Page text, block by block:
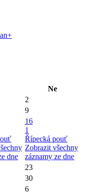
Ne
2
9
dne
16
1
Řípecká pouť
Zobrazit všechny
záznamy ze dne
23
30
6